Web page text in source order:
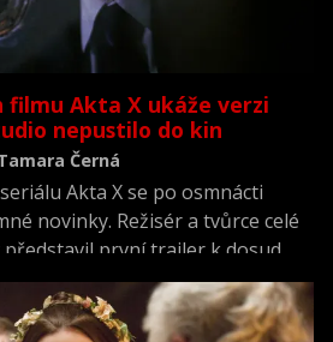
filmu Akta X ukáže verzi
nepustilo do kin
Černá
Akta X se po osmnácti
novinky. Režisér a tvůrce celé
první trailer k dosud
filmu Akta X: Chci uvěřit.